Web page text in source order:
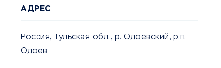
АДРЕС
Россия, Тульская обл., р. Одоевский, р.п.
Одоев